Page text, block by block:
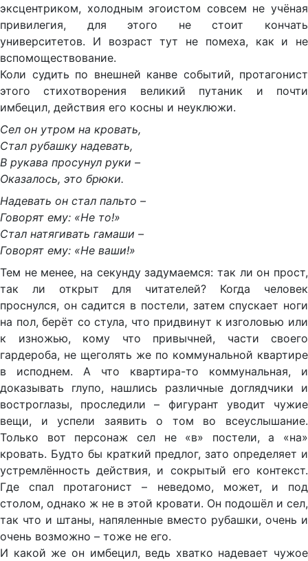
эксцентриком, холодным эгоистом совсем не учёная
привилегия, для этого не стоит кончать
университетов. И возраст тут не помеха, как и не
вспомоществование.
Коли судить по внешней канве событий, протагонист
этого стихотворения великий путаник и почти
имбецил, действия его косны и неуклюжи.
Сел он утром на кровать,
Стал рубашку надевать,
В рукава просунул руки –
Оказалось, это брюки.
Надевать он стал пальто –
Говорят ему: «Не то!»
Стал натягивать гамаши –
Говорят ему: «Не ваши!»
Тем не менее, на секунду задумаемся: так ли он прост,
так ли открыт для читателей? Когда человек
проснулся, он садится в постели, затем спускает ноги
на пол, берёт со стула, что придвинут к изголовью или
к изножью, кому что привычней, части своего
гардероба, не щеголять же по коммунальной квартире
в исподнем. А что квартира-то коммунальная, и
доказывать глупо, нашлись различные доглядчики и
востроглазы, проследили – фигурант уводит чужие
вещи, и успели заявить о том во всеуслышание.
Только вот персонаж сел не «в» постели, а «на»
кровать. Будто бы краткий предлог, зато определяет и
устремлённость действия, и сокрытый его контекст.
Где спал протагонист – неведомо, может, и под
столом, однако ж не в этой кровати. Он подошёл и сел,
так что и штаны, напяленные вместо рубашки, очень и
очень возможно – тоже не его.
И какой же он имбецил, ведь хватко надевает чужое